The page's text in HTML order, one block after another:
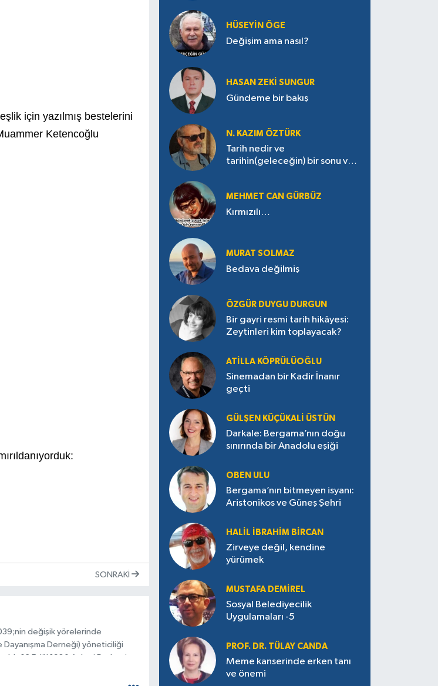
için yazılmış bestelerini
Ketencoğlu
SONRAKI
değişik yörelerinde
Derneği) yöneticiliği
aldı. 12 Eylül 1980 Askeri Darbesi
Sayısız kez gözaltına alındı.
HÜSEYIN ÖGE
Değişim ama nasıl?
HASAN ZEKI SUNGUR
Gündeme bir bakış
N. KAZIM ÖZTÜRK
Tarih nedir ve
tarihin(geleceğin) bir sonu var
MEHMET CAN GÜRBÜZ
Kırmızılı…
MURAT SOLMAZ
Bedava değilmiş
ÖZGÜR DUYGU DURGUN
Bir gayri resmi tarih hikâyesi:
Zeytinleri kim toplayacak?
ATILLA KÖPRÜLÜOĞLU
Sinemadan bir Kadir İnanır
geçti
GÜLŞEN KÜÇÜKALI ÜSTÜN
Darkale: Bergama’nın doğu
sınırında bir Anadolu eşiği
OBEN ULU
Bergama’nın bitmeyen isyanı:
Aristonikos ve Güneş Şehri
HALIL İBRAHIM BIRCAN
Zirveye değil, kendine
yürümek
MUSTAFA DEMIREL
Sosyal Belediyecilik
Uygulamaları -5
PROF. DR. TÜLAY CANDA
Meme kanserinde erken tanı
ve önemi